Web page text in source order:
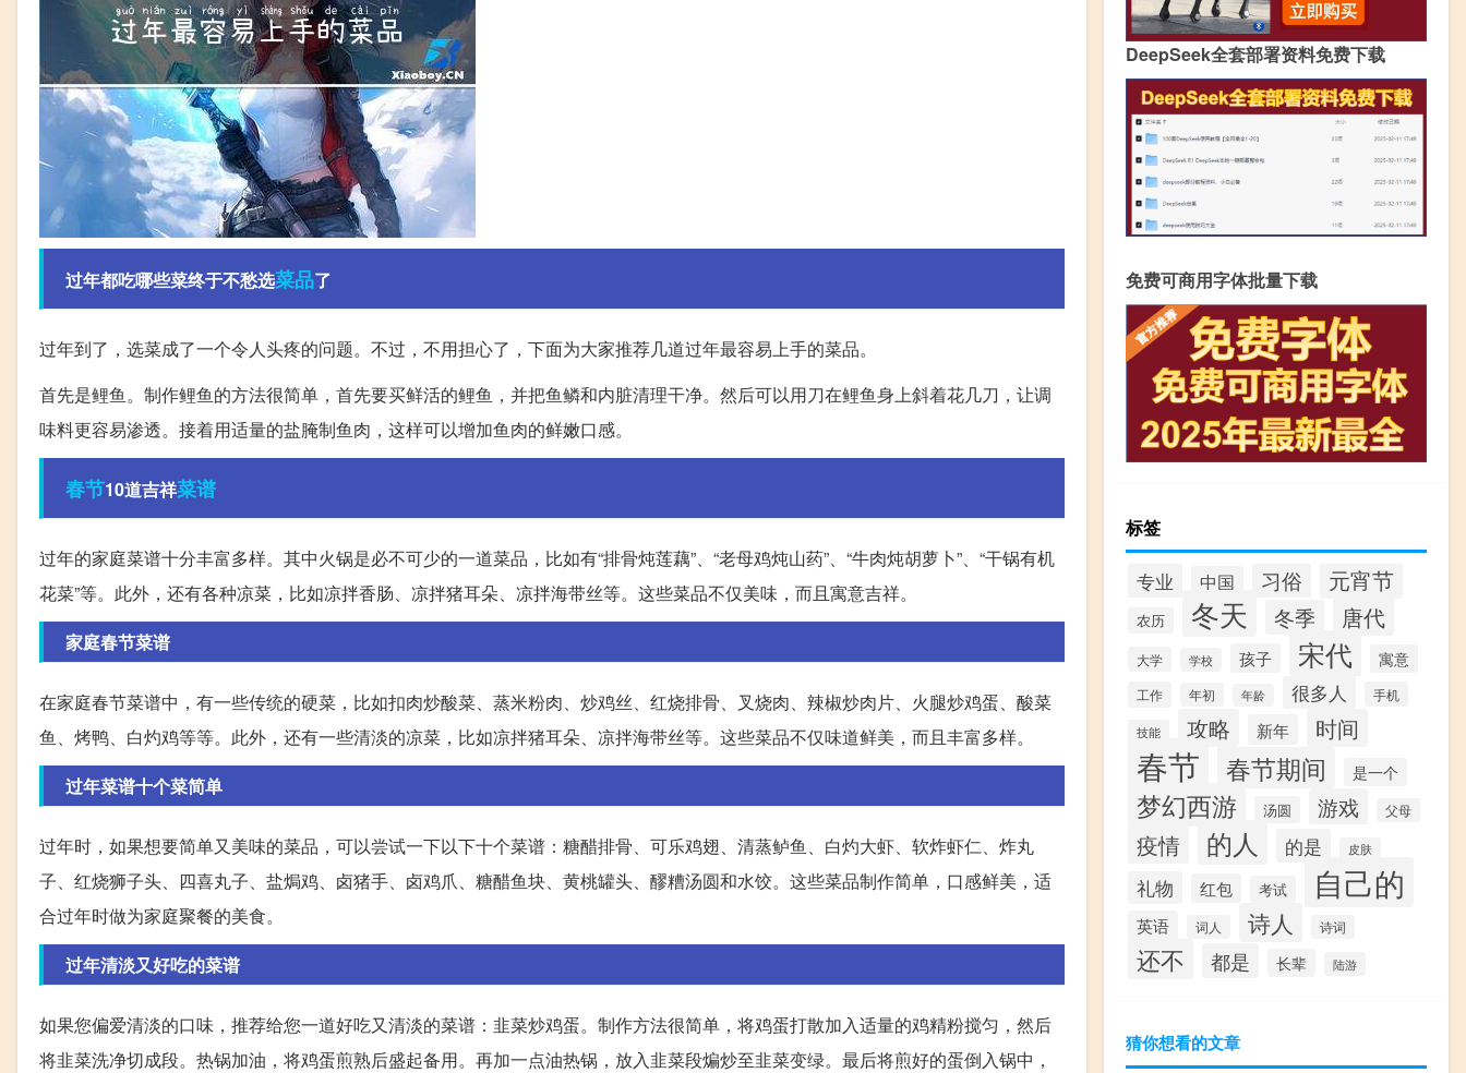
过年都吃哪些菜终于不愁选菜品了
过年到了，选菜成了一个令人头疼的问题。不过，不用担心了，下面为大家推荐几道过年最容易上手的菜品。
首先是鲤鱼。制作鲤鱼的方法很简单，首先要买鲜活的鲤鱼，并把鱼鳞和内脏清理干净。然后可以用刀在鲤鱼身上斜着花几刀，让调
味料更容易渗透。接着用适量的盐腌制鱼肉，这样可以增加鱼肉的鲜嫩口感。
春节10道吉祥菜谱
过年的家庭菜谱十分丰富多样。其中火锅是必不可少的一道菜品，比如有“排骨炖莲藕”、“老母鸡炖山药”、“牛肉炖胡萝卜”、“干锅有机
花菜”等。此外，还有各种凉菜，比如凉拌香肠、凉拌猪耳朵、凉拌海带丝等。这些菜品不仅美味，而且寓意吉祥。
家庭春节菜谱
在家庭春节菜谱中，有一些传统的硬菜，比如扣肉炒酸菜、蒸米粉肉、炒鸡丝、红烧排骨、叉烧肉、辣椒炒肉片、火腿炒鸡蛋、酸菜
鱼、烤鸭、白灼鸡等等。此外，还有一些清淡的凉菜，比如凉拌猪耳朵、凉拌海带丝等。这些菜品不仅味道鲜美，而且丰富多样。
过年菜谱十个菜简单
过年时，如果想要简单又美味的菜品，可以尝试一下以下十个菜谱：糖醋排骨、可乐鸡翅、清蒸鲈鱼、白灼大虾、软炸虾仁、炸丸
子、红烧狮子头、四喜丸子、盐焗鸡、卤猪手、卤鸡爪、糖醋鱼块、黄桃罐头、醪糟汤圆和水饺。这些菜品制作简单，口感鲜美，适
合过年时做为家庭聚餐的美食。
过年清淡又好吃的菜谱
如果您偏爱清淡的口味，推荐给您一道好吃又清淡的菜谱：韭菜炒鸡蛋。制作方法很简单，将鸡蛋打散加入适量的鸡精粉搅匀，然后
将韭菜洗净切成段。热锅加油，将鸡蛋煎熟后盛起备用。再加一点油热锅，放入韭菜段煸炒至韭菜变绿。最后将煎好的蛋倒入锅中，
DeepSeek全套部署资料免费下载
免费可商用字体批量下载
标签
专业 中国 习俗 元宵节
农历 冬天 冬季 唐代
大学 学校 孩子 宋代 寓意
工作 年初 年龄 很多人 手机
技能 攻略 新年 时间
春节 春节期间 是一个
梦幻西游 汤圆 游戏 父母
疫情 的人 的是 皮肤
礼物 红包 考试 自己的
英语 词人 诗人 诗词
还不 都是 长辈 陆游
猜你想看的文章